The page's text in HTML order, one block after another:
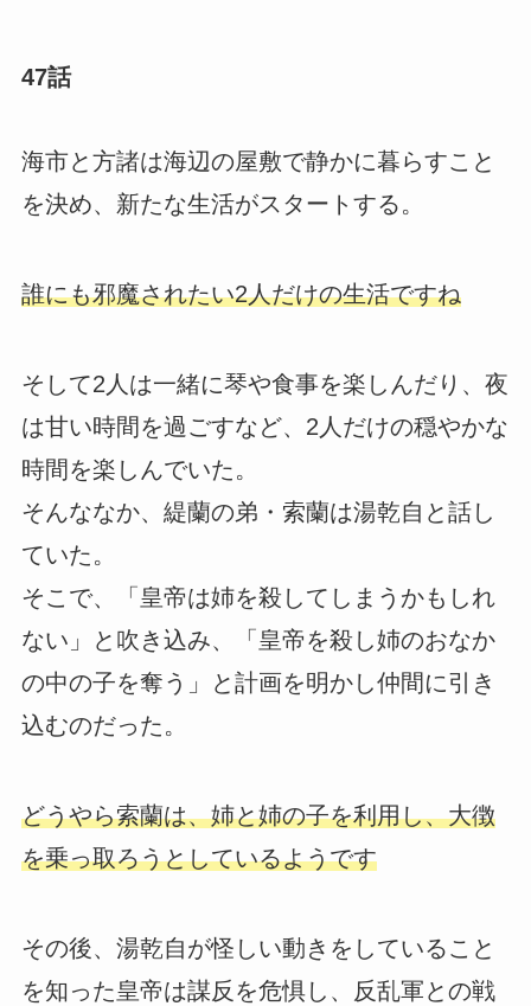
47話
海市と方諸は海辺の屋敷で静かに暮らすこと
を決め、新たな生活がスタートする。
誰にも邪魔されたい2人だけの生活ですね
そして2人は一緒に琴や食事を楽しんだり、夜
は甘い時間を過ごすなど、2人だけの穏やかな
時間を楽しんでいた。
そんななか、緹蘭の弟・索蘭は湯乾自と話し
ていた。
そこで、「皇帝は姉を殺してしまうかもしれ
ない」と吹き込み、「皇帝を殺し姉のおなか
の中の子を奪う」と計画を明かし仲間に引き
込むのだった。
どうやら索蘭は、姉と姉の子を利用し、大徴
を乗っ取ろうとしているようです
その後、湯乾自が怪しい動きをしていること
を知った皇帝は謀反を危惧し、反乱軍との戦